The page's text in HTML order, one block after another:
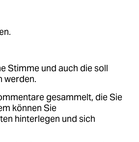
Stimme und auch die soll
werden.
gesammelt, die Sie
können Sie
hinterlegen und sich